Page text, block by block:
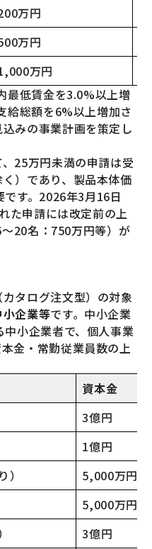
万円
万円
万円
最低賃金を3.0%以上増
給総額を6%以上増加さ
みの事業計画を策定し
25万円未満の申請は受
）であり、製品本体価
す。2026年3月16日
た申請には改定前の上
20名：750万円等）が
タログ注文型）の対象
企業等です。中小企業
小企業者で、個人事業
金・常勤従業員数の上
資本金
3億円
1億円
5,000万円
5,000万円
3億円